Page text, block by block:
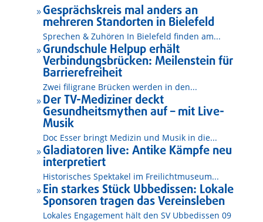
9 Gesprächskreis mal anders an
mehreren Standorten in Bielefeld
Sprechen & Zuhören In Bielefeld finden am...
9 Grundschule Helpup erhält
Verbindungsbrücken: Meilenstein für
Barrierefreiheit
Zwei filigrane Brücken werden in den...
9 Der TV-Mediziner deckt
Gesundheitsmythen auf – mit Live-
Musik
Doc Esser bringt Medizin und Musik in die...
9 Gladiatoren live: Antike Kämpfe neu
interpretiert
Historisches Spektakel im Freilichtmuseum...
9 Ein starkes Stück Ubbedissen: Lokale
Sponsoren tragen das Vereinsleben
Lokales Engagement hält den SV Ubbedissen 09